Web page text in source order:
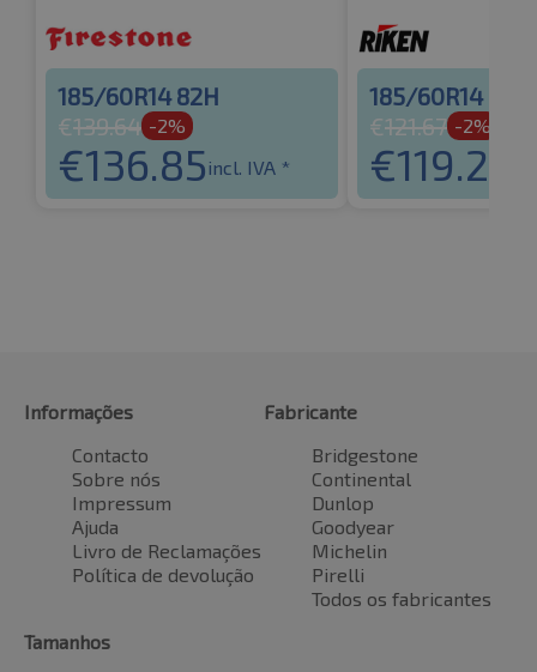
185/60R14 82H
€139.64 -2%
€136.85 incl. IVA *
185/60R14 82H
€121.67 -2%
€119.24
Informações
Contacto
Sobre nós
Impressum
Ajuda
Livro de Reclamações
Política de devolução
Fabricante
Bridgestone
Continental
Dunlop
Goodyear
Michelin
Pirelli
Todos os fabricantes
Tamanhos